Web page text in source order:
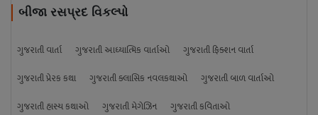
બીજા રસપ્રદ વિકલ્પો
ગુજરાતી વાર્તા ગુજરાતી આધ્યાત્મિક વાર્તાઓ
ગુજરાતી ફિક્શન વાર્તા
ગુજરાતી પ્રેરક કથા
ગુજરાતી ક્લાસિક નવલકથાઓ
ગુજરાતી બાળ વાર્તાઓ
ગુજરાતી હાસ્ય કથાઓ
ગુજરાતી મેગેઝિન
ગુજરાતી કવિતાઓ